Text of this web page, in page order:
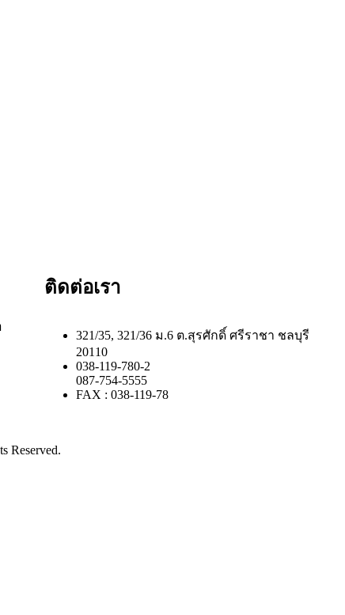
ติดต่อเรา
321/35, 321/36 ม.6 ต.สุรศักดิ์ ศรีราชา ชลบุรี
20110
038-119-780-2
087-754-5555
FAX : 038-119-78
Reserved.